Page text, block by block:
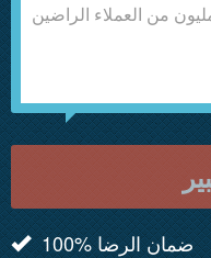
100% ضمان الرضا